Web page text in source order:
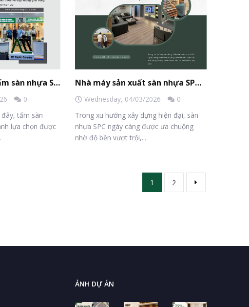
5 lý do nên chọn tấm sàn nhựa SPC cho nhà ở
0
tấm sàn
lựa chọn được
Nhà máy sản xuất sàn nhựa SPC - ATT Floor uy tín, chất lượng
Wednesday, 04/03/2026
0
Trong xu hướng xây dựng hiện đại, sàn
nhựa SPC ngày càng được ưa chuộng
nhờ độ bền vượt trội,...
1 2
ẢNH DỰ ÁN